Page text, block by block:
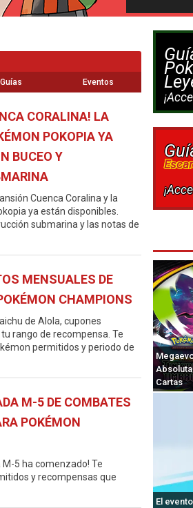
Guías Eventos
CORALINA! LA
POKOPIA YA
BUCEO Y
Cuenca Coralina y la
ya están disponibles.
submarina y las notas de
MENSUALES DE
CHAMPIONS
de Alola, cupones
rango de recompensa. Te
permitidos y periodo de
M-5 DE COMBATES
POKÉMON
M-5 ha comenzado! Te
y recompensas que
Cartas
El